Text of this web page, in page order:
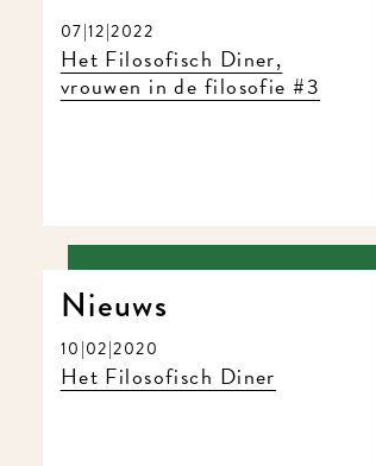
07|12|2022
Het Filosofisch Diner,
vrouwen in de filosofie #3
Nieuws
10|02|2020
Het Filosofisch Diner